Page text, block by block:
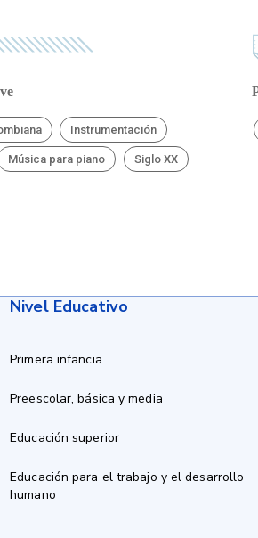
Instrumentación
Música para piano Siglo XX
Nivel Educativo
Primera infancia
Preescolar, básica y media
Educación superior
Educación para el trabajo y el desarrollo
humano